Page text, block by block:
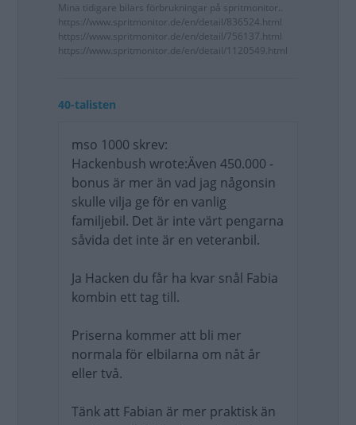
Mina tidigare bilars förbrukningar på spritmonitor..
https://www.spritmonitor.de/en/detail/836524.html
https://www.spritmonitor.de/en/detail/756137.html
https://www.spritmonitor.de/en/detail/1120549.html
40-talisten
mso 1000 skrev:
Hackenbush wrote:Även 450.000 -
bonus är mer än vad jag någonsin
skulle vilja ge för en vanlig
familjebil. Det är inte värt pengarna
såvida det inte är en veteranbil.
Ja Hacken du får ha kvar snål Fabia
kombin ett tag till.
Priserna kommer att bli mer
normala för elbilarna om nåt år
eller två.
Tänk att Fabian är mer praktisk än